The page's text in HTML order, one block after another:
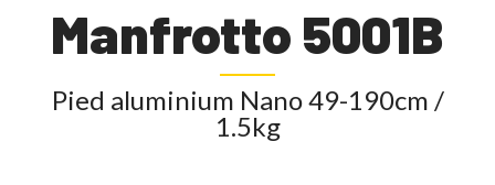
Manfrotto 5001B
Pied aluminium Nano 49-190cm /
1.5kg